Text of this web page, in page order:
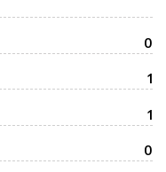
0
1
1
0